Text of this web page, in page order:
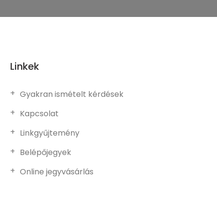
Linkek
Gyakran ismételt kérdések
Kapcsolat
Linkgyűjtemény
Belépőjegyek
Online jegyvásárlás